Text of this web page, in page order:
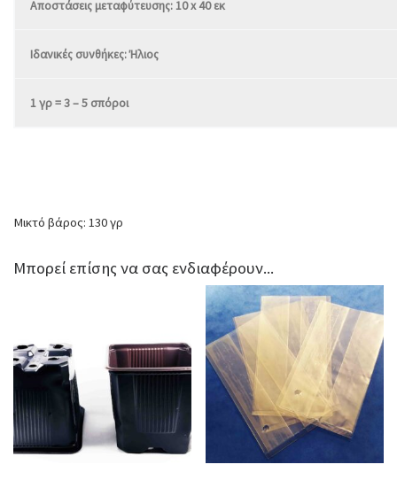
Αποστάσεις μεταφύτευσης: 10 x 40 εκ
Ιδανικές συνθήκες: Ήλιος
1 γρ = 3 – 5 σπόροι
Μικτό βάρος: 130 γρ
Μπορεί επίσης να σας ενδιαφέρουν...